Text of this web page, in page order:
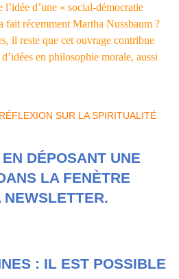
d’une « social-démocratie
fait récemment Martha Nussbaum ?
il reste que cet ouvrage contribue
en philosophie morale, aussi
DÉPOSANT UNE
LA FENÈTRE
NEWSLETTER.
: IL EST POSSIBLE